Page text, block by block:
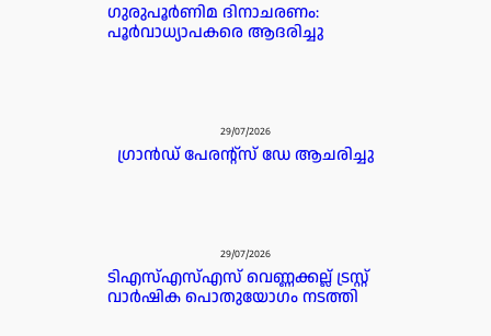
ഗുരുപൂർണിമ ദിനാചരണം:
പൂർവാധ്യാപകരെ ആദരിച്ചു
29/07/2026
ഗ്രാൻഡ് പേരൻ്റ്സ് ഡേ ആചരിച്ചു
29/07/2026
ടിഎസ്എസ്എസ് വെണ്ണക്കല്ല് ട്രസ്റ്റ്
വാർഷിക പൊതുയോഗം നടത്തി